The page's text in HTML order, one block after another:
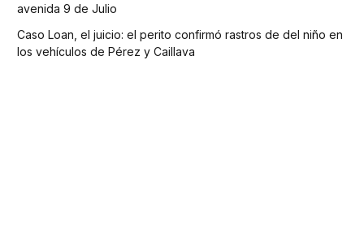
avenida 9 de Julio
Caso Loan, el juicio: el perito confirmó rastros de del niño en
los vehículos de Pérez y Caillava